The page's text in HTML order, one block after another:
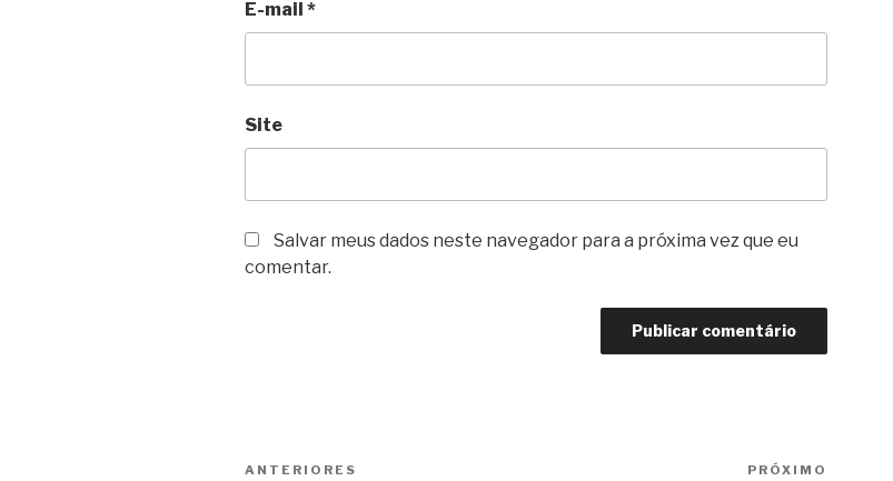
E-mail *
Site
Salvar meus dados neste navegador para a próxima vez que eu
comentar.
Navegação
Post
ANTERIORES PRÓXIMO